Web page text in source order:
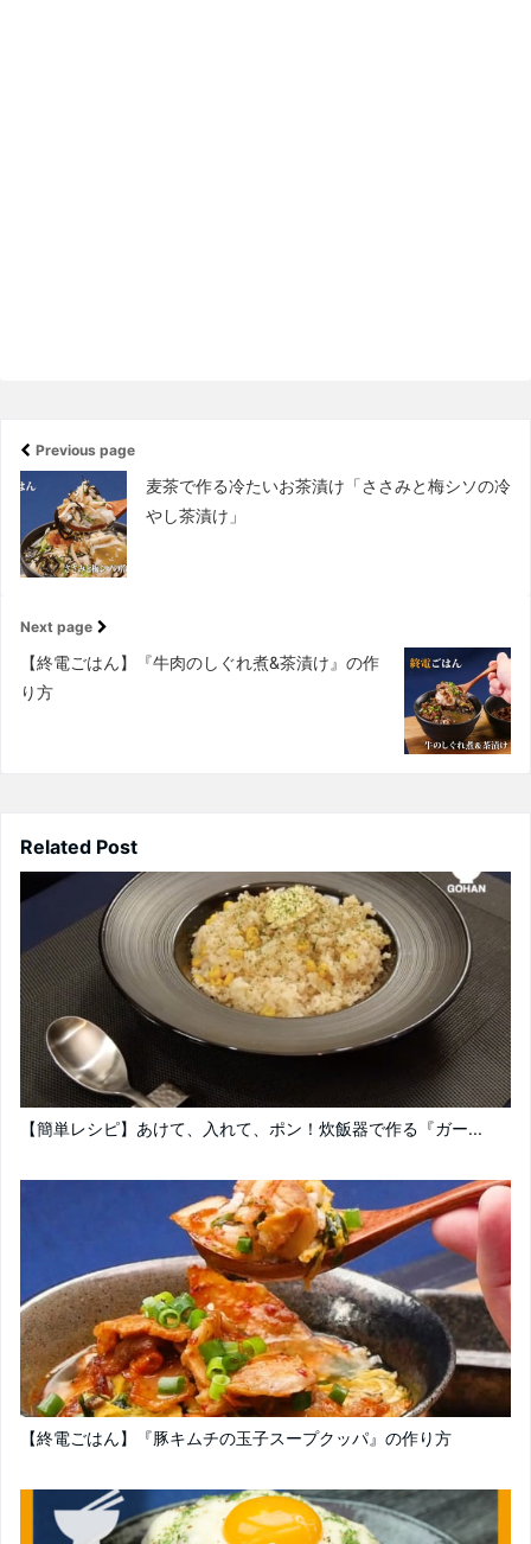
Previous page
麦茶で作る冷たいお茶漬け「ささみと梅シソの冷
やし茶漬け」
Next page
【終電ごはん】『牛肉のしぐれ煮&茶漬け』の作
り方
Related Post
【簡単レシピ】あけて、入れて、ポン！炊飯器で作る『ガー...
【終電ごはん】『豚キムチの玉子スープクッパ』の作り方